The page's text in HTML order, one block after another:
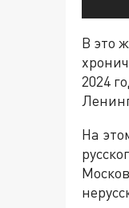
В это
2024
На